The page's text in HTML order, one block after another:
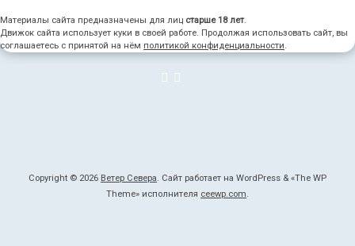
Материалы сайта предназначены для лиц старше 18 лет.
Движок сайта использует куки в своей работе. Продолжая использовать сайт, вы
соглашаетесь с принятой на нём политикой конфиденциальности.
Copyright © 2026 Ветер Севера. Сайт работает на WordPress & «The WP
Theme» исполнителя ceewp.com.